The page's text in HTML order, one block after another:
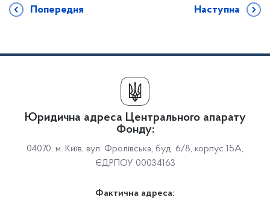
Попередня Наступна
Юридична адреса Центрального апарату
Фонду:
04070, м. Київ, вул. Фролівська, буд. 6/8, корпус 15А,
ЄДРПОУ 00034163
Фактична адреса: